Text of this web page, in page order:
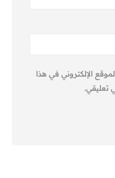
الإلكتروني في هذا
تعليقي.